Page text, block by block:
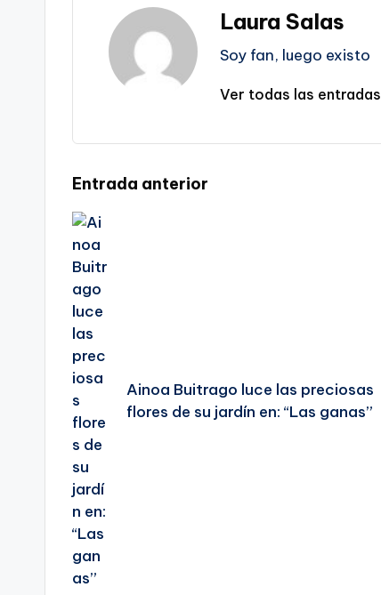
Laura Salas
Soy fan, luego existo
Ver todas las entradas
Navegación
de
entradas
Entrada anterior
Ainoa Buitrago luce las preciosas
flores de su jardín en: “Las ganas”